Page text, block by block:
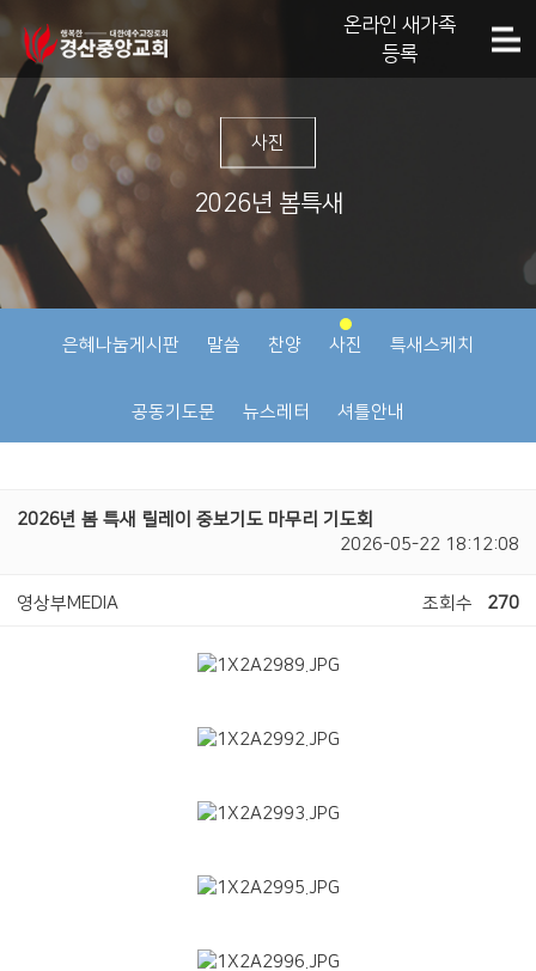
온라인 새가족
등록
사진
2026년 봄특새
은혜나눔게시판 말씀 찬양 사진 특새스케치
공동기도문 뉴스레터 셔틀안내
2026년 봄 특새 릴레이 중보기도 마무리 기도회
2026-05-22 18:12:08
영상부MEDIA 조회수 270